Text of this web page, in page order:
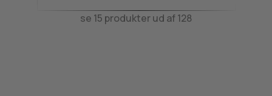
se 15 produkter ud af 128